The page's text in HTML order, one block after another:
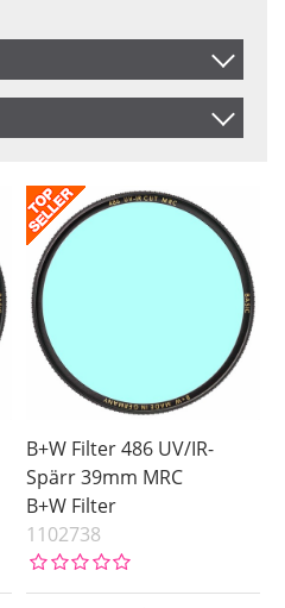
MomsI lager
Ej i lager
B+W Filter 486 UV/IR-
Spärr 39mm MRC
B+W Filter
1102738